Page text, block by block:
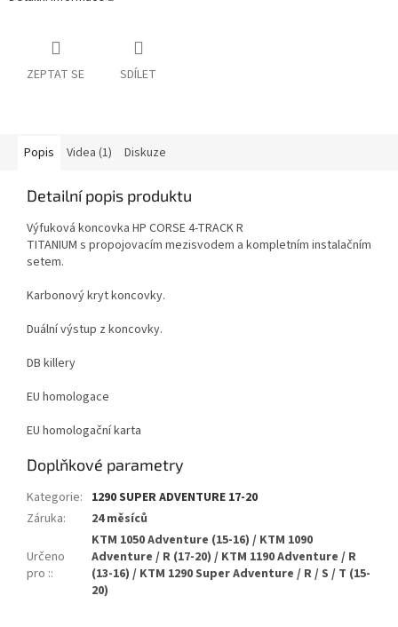
ZEPTAT SE SDÍLET
Popis Videa (1) Diskuze
Detailní popis produktu
Výfuková koncovka HP CORSE4-TRACK R
TITANIUM s propojovacím mezisvodem a kompletním instalačním
setem.
Karbonový kryt koncovky.
Duální výstup z koncovky.
DB killery
EU homologace
EU homologační karta
Doplňkové parametry
Kategorie: 1290 SUPER ADVENTURE 17-20
Záruka: 24 měsíců
Určeno
pro ::
KTM 1050 Adventure (15-16) / KTM 1090
Adventure / R (17-20) / KTM 1190 Adventure / R
(13-16) / KTM 1290 Super Adventure / R / S / T (15-
20)